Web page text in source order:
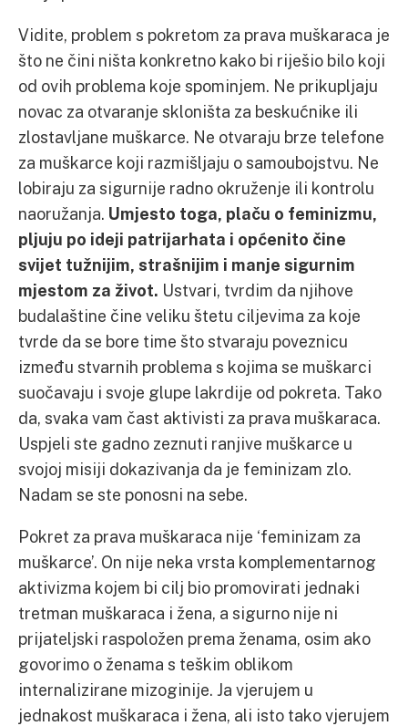
Vidite, problem s pokretom za prava muškaraca je
što ne čini ništa konkretno kako bi riješio bilo koji
od ovih problema koje spominjem. Ne prikupljaju
novac za otvaranje skloništa za beskućnike ili
zlostavljane muškarce. Ne otvaraju brze telefone
za muškarce koji razmišljaju o samoubojstvu. Ne
lobiraju za sigurnije radno okruženje ili kontrolu
naoružanja. Umjesto toga, plaču o feminizmu,
pljuju po ideji patrijarhata i općenito čine
svijet tužnijim, strašnijim i manje sigurnim
mjestom za život. Ustvari, tvrdim da njihove
budalaštine čine veliku štetu ciljevima za koje
tvrde da se bore time što stvaraju poveznicu
između stvarnih problema s kojima se muškarci
suočavaju i svoje glupe lakrdije od pokreta. Tako
da, svaka vam čast aktivisti za prava muškaraca.
Uspjeli ste gadno zeznuti ranjive muškarce u
svojoj misiji dokazivanja da je feminizam zlo.
Nadam se ste ponosni na sebe.
Pokret za prava muškaraca nije ‘feminizam za
muškarce’. On nije neka vrsta komplementarnog
aktivizma kojem bi cilj bio promovirati jednaki
tretman muškaraca i žena, a sigurno nije ni
prijateljski raspoložen prema ženama, osim ako
govorimo o ženama s teškim oblikom
internalizirane mizoginije. Ja vjerujem u
jednakost muškaraca i žena, ali isto tako vjerujem